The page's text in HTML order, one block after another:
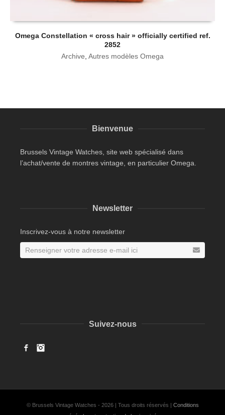
Omega Constellation « cross hair » officially certified ref.
2852
Archive, Autres modèles Omega
Bienvenue
Brussels Vintage Watches, site web spécialisé dans
l’achat/vente de montres vintage, en particulier Omega.
Newsletter
Inscrivez-vous à notre newsletter
Suivez-nous
Facebook
© Brussels Vintage Watches - 2026 | Tous droits réservés | Conditions